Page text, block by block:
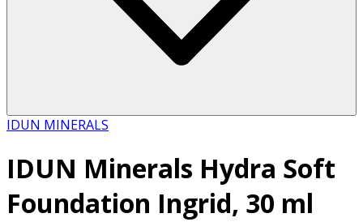
IDUN MINERALS
IDUN Minerals Hydra Soft
Foundation Ingrid, 30 ml